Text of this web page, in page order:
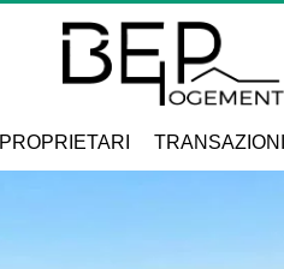
PROPRIETARI TRANSAZIONI